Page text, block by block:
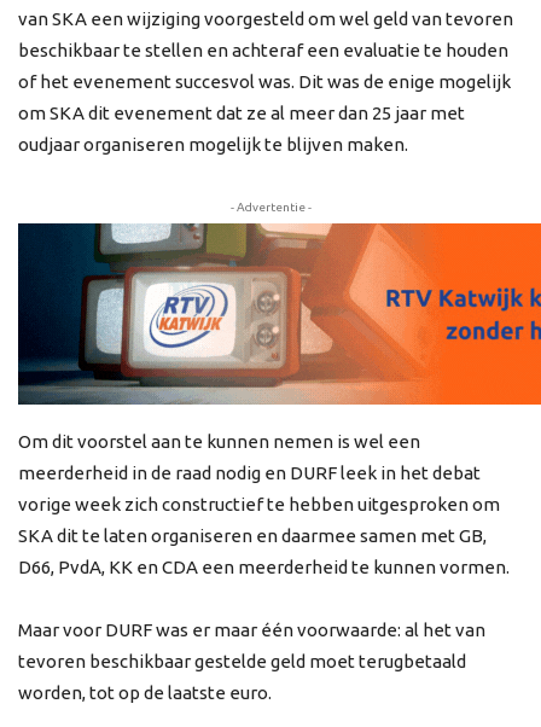
van SKA een wijziging voorgesteld om wel geld van tevoren
beschikbaar te stellen en achteraf een evaluatie te houden
of het evenement succesvol was. Dit was de enige mogelijk
om SKA dit evenement dat ze al meer dan 25 jaar met
oudjaar organiseren mogelijk te blijven maken.
- Advertentie -
Om dit voorstel aan te kunnen nemen is wel een
meerderheid in de raad nodig en DURF leek in het debat
vorige week zich constructief te hebben uitgesproken om
SKA dit te laten organiseren en daarmee samen met GB,
D66, PvdA, KK en CDA een meerderheid te kunnen vormen.
Maar voor DURF was er maar één voorwaarde: al het van
tevoren beschikbaar gestelde geld moet terugbetaald
worden, tot op de laatste euro.